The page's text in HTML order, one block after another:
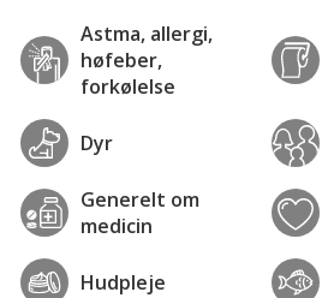
Astma, allergi,
høfeber,
forkølelse
Dyr
Generelt om
medicin
Hudpleje